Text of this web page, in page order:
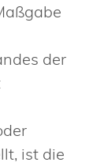
der
ist die